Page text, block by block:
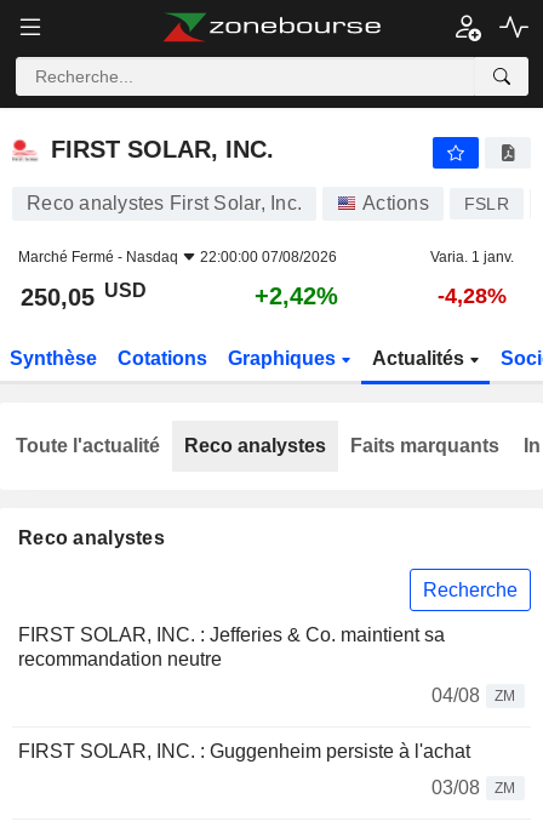
FIRST SOLAR, INC.
FIRST SOLAR, INC.
Reco analystes First Solar, Inc. Actions FSLR
Marché Fermé - Nasdaq 22:00:00 07/08/2026 Varia. 1 janv.
250,05 USD +2,42% -4,28%
Synthèse Cotations Graphiques Actualités
Reco analystes
Recherche
FIRST SOLAR, INC. : Jefferies & Co. maintient sa
recommandation neutre
04/08
ZM
FIRST SOLAR, INC. : Guggenheim persiste à l'achat
03/08
ZM
Toute l'actualité Reco analystes Faits marquants